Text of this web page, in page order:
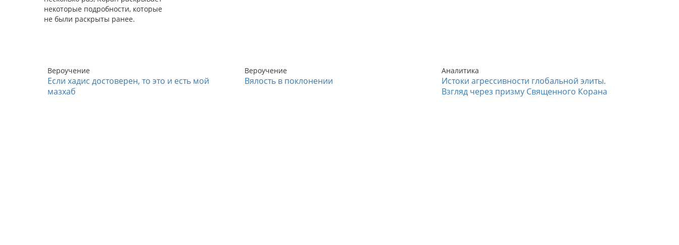
некоторые подробности, которые
не были раскрыты ранее.
Вероучение
Если хадис достоверен, то это и есть мой
мазхаб
Вероучение
Вялость в поклонении
Аналитика
Истоки агрессивности глобальной элиты.
Взгляд через призму Священного Корана